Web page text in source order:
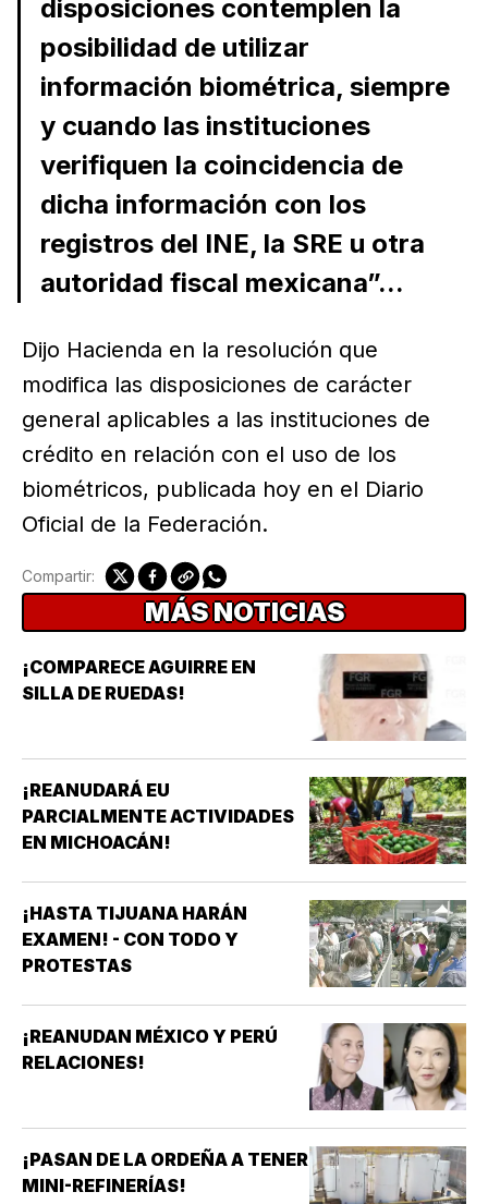
disposiciones contemplen la
posibilidad de utilizar
información biométrica, siempre
y cuando las instituciones
verifiquen la coincidencia de
dicha información con los
registros del INE, la SRE u otra
autoridad fiscal mexicana”...
Dijo Hacienda en la resolución que
modifica las disposiciones de carácter
general aplicables a las instituciones de
crédito en relación con el uso de los
biométricos, publicada hoy en el Diario
Oficial de la Federación.
Compartir:
MÁS NOTICIAS
¡COMPARECE AGUIRRE EN
SILLA DE RUEDAS!
¡REANUDARÁ EU
PARCIALMENTE ACTIVIDADES
EN MICHOACÁN!
¡HASTA TIJUANA HARÁN
EXAMEN! - CON TODO Y
PROTESTAS
¡REANUDAN MÉXICO Y PERÚ
RELACIONES!
¡PASAN DE LA ORDEÑA A TENER
MINI-REFINERÍAS!